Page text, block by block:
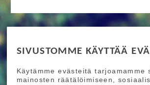
SIVUSTOMME KÄYTTÄÄ
Käytämme evästeitä tarjoamamme
mainosten räätälöimiseen,
Ride More – Pyöräkauppa ja